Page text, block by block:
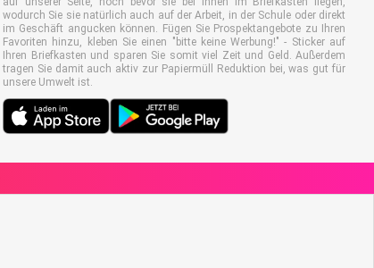
wodurch Sie sie natürlich auch auf der Arbeit, in der Schule oder direkt
im Geschäft angucken können. Fügen Sie Prospektangebote zu Ihren
Favoriten hinzu, kleben Sie einen "bitte keine Werbung!" - Sticker auf
Ihren Briefkasten und sparen Sie somit viel Zeit und Geld. Außerdem
tragen Sie damit auch aktiv zur Papiermüll Reduktion bei, was gut für
unsere Umwelt ist.